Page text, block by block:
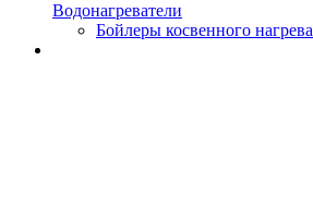
Водонагреватели
Бойлеры косвенного нагрева